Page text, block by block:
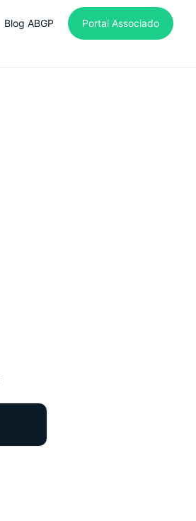
Blog ABGP Portal Associado